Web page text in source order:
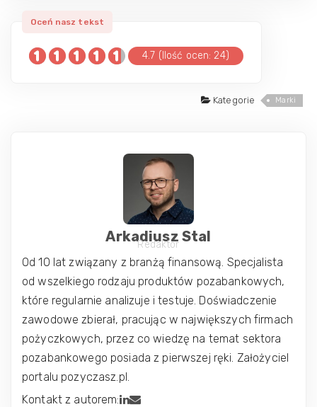
4.7 (Ilość ocen: 24)
Kategorie Marki
Arkadiusz Stal
Redaktor
Od 10 lat związany z branżą finansową. Specjalista
od wszelkiego rodzaju produktów pozabankowych,
które regularnie analizuje i testuje. Doświadczenie
zawodowe zbierał, pracując w największych firmach
pożyczkowych, przez co wiedzę na temat sektora
pozabankowego posiada z pierwszej ręki. Założyciel
portalu pozyczasz.pl.
Kontakt z autorem: